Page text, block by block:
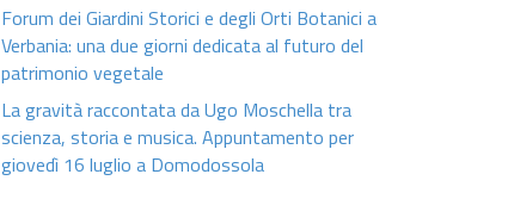
Forum dei Giardini Storici e degli Orti Botanici a
Verbania: una due giorni dedicata al futuro del
patrimonio vegetale
La gravità raccontata da Ugo Moschella tra
scienza, storia e musica. Appuntamento per
giovedì 16 luglio a Domodossola